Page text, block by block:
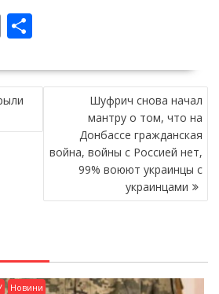
E
ai
l
П
ді
и
ся
Шуфрич снова начал
мантру о том, что на
Донбассе гражданская
война, войны с Россией нет,
99% воюют украинцы с
украинцами
Новини